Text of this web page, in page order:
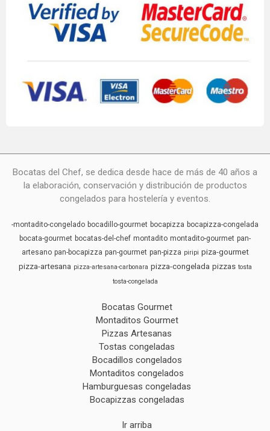
Bocatas del Chef, se dedica desde hace de más de 40 años a
la elaboración, conservación y distribución de productos
congelados para hostelería y eventos.
-montadito-congelado bocadillo-gourmet bocapizza bocapizza-congelada
bocata-gourmet bocatas-del-chef montadito montadito-gourmet pan-
artesano pan-bocapizza pan-gourmet pan-pizza piripi piza-gourmet
pizza-artesana pizza-artesana-carbonara pizza-congelada pizzas tosta
tosta-congelada
Bocatas Gourmet
Montaditos Gourmet
Pizzas Artesanas
Tostas congeladas
Bocadillos congelados
Montaditos congelados
Hamburguesas congeladas
Bocapizzas congeladas
Ir arriba